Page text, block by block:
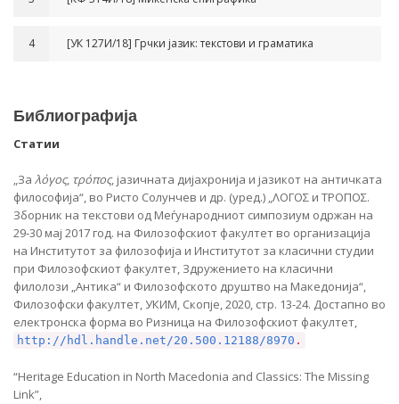
4 [УК 127И/18] Грчки јазик: текстови и граматика
Библиографија
Статии
„За λόγος, τρόπος, јазичната дијахронија и јазикот на античката
философија“, во Ристо Солунчев и др. (уред.) „ΛΟΓΟΣ и ΤΡΟΠΟΣ.
Зборник на текстови од Меѓународниот симпозиум одржан на
29-30 мај 2017 год. на Филозофскиот факултет во организација
на Институтот за филозофија и Институтот за класични студии
при Филозофскиот факултет, Здружението на класични
филолози „Антика“ и Филозофското друштво на Македонија“,
Филозофски факултет, УКИМ, Скопје, 2020, стр. 13-24. Достапно во
електронска форма во Ризница на Филозофскиот факултет,
http://hdl.handle.net/20.500.12188/8970 .
“Heritage Education in North Macedonia and Classics: The Missing
Link”,